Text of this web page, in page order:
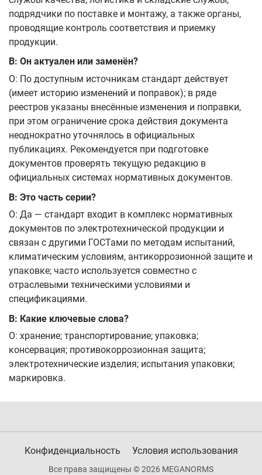
подрядчики по поставке и монтажу, а также органы,
проводящие контроль соответствия и приемку
продукции.
В: Он актуален или заменён?
О: По доступным источникам стандарт действует
(имеет историю изменений и поправок); в ряде
реестров указаны внесённые изменения и поправки,
при этом ограничение срока действия документа
неоднократно уточнялось в официальных
публикациях. Рекомендуется при подготовке
документов проверять текущую редакцию в
официальных системах нормативных документов.
В: Это часть серии?
О: Да — стандарт входит в комплекс нормативных
документов по электротехнической продукции и
связан с другими ГОСТами по методам испытаний,
климатическим условиям, антикоррозионной защите и
упаковке; часто используется совместно с
отраслевыми техническими условиями и
спецификациями.
В: Какие ключевые слова?
О: хранение; транспортирование; упаковка;
консервация; противокоррозионная защита;
электротехнические изделия; испытания упаковки;
маркировка.
Конфиденциальность Условия использования
Все права защищены © 2026 MEGANORMS